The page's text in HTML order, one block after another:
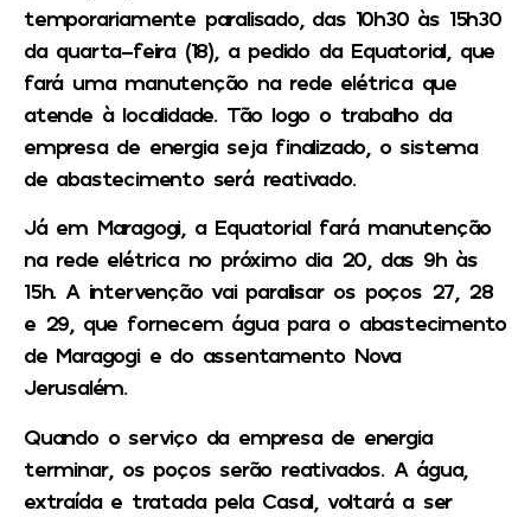
temporariamente paralisado, das 10h30 às 15h30
da quarta-feira (18), a pedido da Equatorial, que
fará uma manutenção na rede elétrica que
atende à localidade. Tão logo o trabalho da
empresa de energia seja finalizado, o sistema
de abastecimento será reativado.
Já em Maragogi, a Equatorial fará manutenção
na rede elétrica no próximo dia 20, das 9h às
15h. A intervenção vai paralisar os poços 27, 28
e 29, que fornecem água para o abastecimento
de Maragogi e do assentamento Nova
Jerusalém.
Quando o serviço da empresa de energia
terminar, os poços serão reativados. A água,
extraída e tratada pela Casal, voltará a ser